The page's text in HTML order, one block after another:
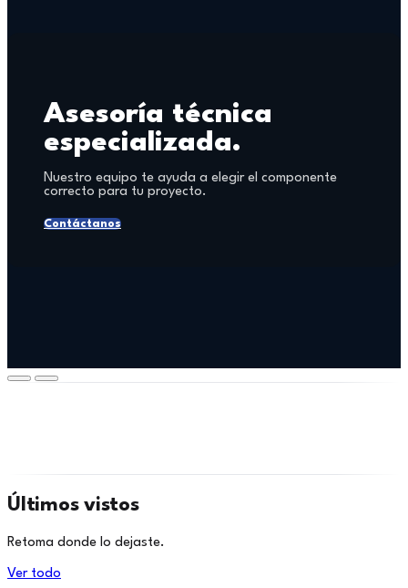
Asesoría técnica
especializada.
Nuestro equipo te ayuda a elegir el componente
correcto para tu proyecto.
Contáctanos
Últimos vistos
Retoma donde lo dejaste.
Ver todo